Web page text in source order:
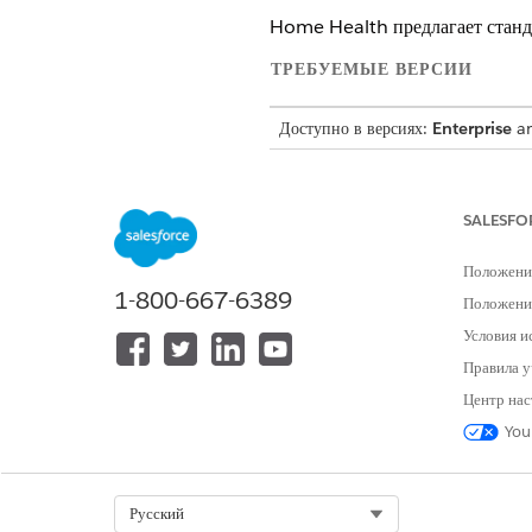
Home Health предлагает
ТРЕБУЕМЫЕ ВЕРСИИ
Доступно в версиях: Enterprise
Для назначения полномочий:
Ниже указан список наборов
дому».
ПРИМЕЧАНИЕ
полномочия ресурса
Service», прежде чем
ПЕРСОНА ПОЛЬЗОВАТЕЛЯ
1-800-667-6389
Условия
Правила
Центр
Русский